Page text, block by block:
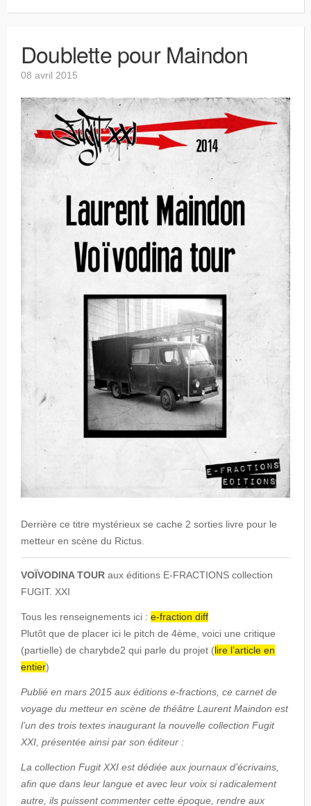
Doublette pour Maindon
08 avril 2015
Derrière ce titre mystérieux se cache 2 sorties livre pour le
metteur en scène du Rictus.
VOÏVODINA TOUR aux éditions E-FRACTIONS collection
FUGIT. XXI
Tous les renseignements ici : e-fraction diff
Plutôt que de placer ici le pitch de 4ème, voici une critique
(partielle) de charybde2 qui parle du projet (lire l’article en
entier)
Publié en mars 2015 aux éditions e-fractions, ce carnet de
voyage du metteur en scène de théâtre Laurent Maindon est
l’un des trois textes inaugurant la nouvelle collection Fugit
XXI, présentée ainsi par son éditeur :
La collection Fugit XXI est dédiée aux journaux d’écrivains,
afin que dans leur langue et avec leur voix si radicalement
autre, ils puissent commenter cette époque, rendre aux